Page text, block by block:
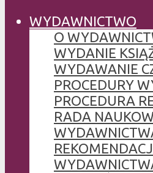
WYDAWNICTWO
O
WYDANIE
WYDAWANIE
PROCEDURY
PROCEDURA
RADA